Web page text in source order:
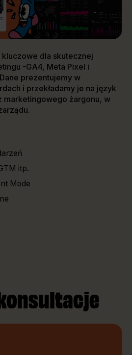
dla skutecznej
-GA4, Meta Pixel i
prezentujemy w
i przekładamy je na język
marketingowego żargonu, w
itp.
Mode